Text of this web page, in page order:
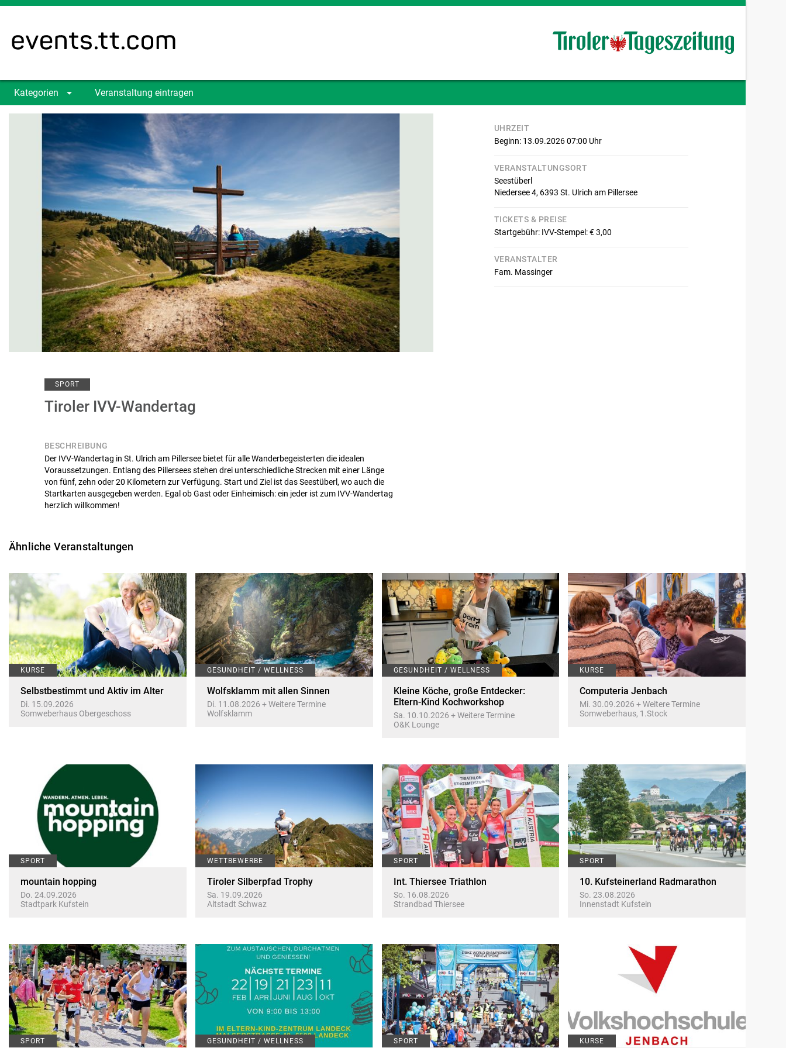
Kategorien Veranstaltung eintragen
SPORT
Tiroler IVV-Wandertag
BESCHREIBUNG
Der IVV-Wandertag in St. Ulrich am Pillersee bietet für alle Wanderbegeisterten die idealen
Voraussetzungen. Entlang des Pillersees stehen drei unterschiedliche Strecken mit einer Länge
von fünf, zehn oder 20 Kilometern zur Verfügung. Start und Ziel ist das Seestüberl, wo auch die
Startkarten ausgegeben werden. Egal ob Gast oder Einheimisch: ein jeder ist zum IVV-Wandertag
herzlich willkommen!
UHRZEIT
Beginn: 13.09.2026 07:00 Uhr
VERANSTALTUNGSORT
Seestüberl
Niedersee 4, 6393 St. Ulrich am Pillersee
TICKETS & PREISE
Startgebühr: IVV-Stempel: € 3,00
VERANSTALTER
Fam. Massinger
Ähnliche Veranstaltungen
KURSE
Selbstbestimmt und Aktiv im Alter
Di. 15.09.2026
Somweberhaus Obergeschoss
GESUNDHEIT / WELLNESS
Wolfsklamm mit allen Sinnen
Di. 11.08.2026 + Weitere Termine
Wolfsklamm
GESUNDHEIT / WELLNESS
Kleine Köche, große Entdecker:
Eltern-Kind Kochworkshop
Sa. 10.10.2026 + Weitere Termine
O&K Lounge
KURSE
Computeria Jenbach
Mi. 30.09.2026 + Weitere Termine
Somweberhaus, 1.Stock
SPORT
mountain hopping
Do. 24.09.2026
Stadtpark Kufstein
WETTBEWERBE
Tiroler Silberpfad Trophy
Sa. 19.09.2026
Altstadt Schwaz
SPORT
Int. Thiersee Triathlon
So. 16.08.2026
Strandbad Thiersee
SPORT
10. Kufsteinerland Radmarathon
So. 23.08.2026
Innenstadt Kufstein
SPORT GESUNDHEIT / WELLNESS SPORT KURSE